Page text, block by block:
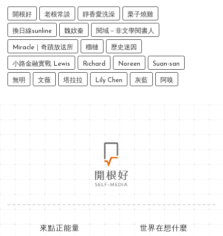
開根好 老根常談 靜香愛洗澡 栗子燒雞
換日線sunline 魏妏秦 閱域－非文學閱書人
Miracle｜奇蹟放送所 榴槤 歷史迷因
小路金融實戰 Lewis Richard Noreen Suan-san
無明 文薇 塔拉拉 Lily Chen 灰藍 阿嗅
來點正能量
世界在想什麼